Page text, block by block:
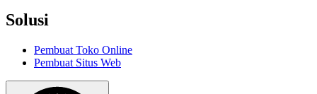
Solusi
Pembuat Toko Online
Pembuat Situs Web